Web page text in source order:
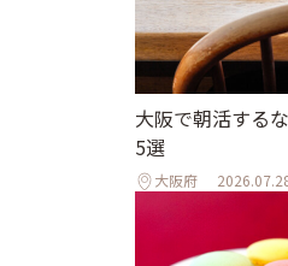
大阪で朝活する
5選
大阪府